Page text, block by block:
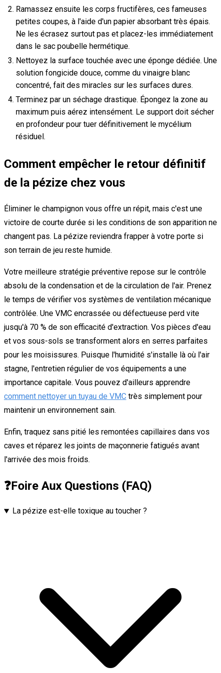
Ramassez ensuite les corps fructifères, ces fameuses
petites coupes, à l'aide d'un papier absorbant très épais.
Ne les écrasez surtout pas et placez-les immédiatement
dans le sac poubelle hermétique.
Nettoyez la surface touchée avec une éponge dédiée. Une
solution fongicide douce, comme du vinaigre blanc
concentré, fait des miracles sur les surfaces dures.
Terminez par un séchage drastique. Épongez la zone au
maximum puis aérez intensément. Le support doit sécher
en profondeur pour tuer définitivement le mycélium
résiduel.
Comment empêcher le retour définitif
de la pézize chez vous
Éliminer le champignon vous offre un répit, mais c'est une
victoire de courte durée si les conditions de son apparition ne
changent pas. La pézize reviendra frapper à votre porte si
son terrain de jeu reste humide.
Votre meilleure stratégie préventive repose sur le contrôle
absolu de la condensation et de la circulation de l'air. Prenez
le temps de vérifier vos systèmes de ventilation mécanique
contrôlée. Une VMC encrassée ou défectueuse perd vite
jusqu'à 70 % de son efficacité d'extraction. Vos pièces d'eau
et vos sous-sols se transforment alors en serres parfaites
pour les moisissures. Puisque l'humidité s'installe là où l'air
stagne, l'entretien régulier de vos équipements a une
importance capitale. Vous pouvez d'ailleurs apprendre
comment nettoyer un tuyau de VMC très simplement pour
maintenir un environnement sain.
Enfin, traquez sans pitié les remontées capillaires dans vos
caves et réparez les joints de maçonnerie fatigués avant
l'arrivée des mois froids.
❓Foire Aux Questions (FAQ)
La pézize est-elle toxique au toucher ?